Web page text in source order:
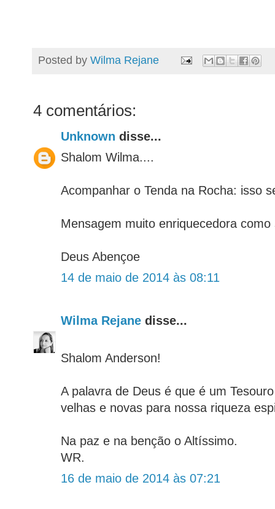
Posted by Wilma Rejane
4 comentários:
Unknown disse...
Shalom Wilma....
Acompanhar o Tenda na Rocha: isso
Mensagem muito enriquecedora
Deus Abençoe
14 de maio de 2014 às 08:11
Wilma Rejane disse...
Shalom Anderson!
A palavra de Deus é que é um
velhas e novas para nossa riqueza
Na paz e na benção o Altíssimo.
WR.
16 de maio de 2014 às 07:21